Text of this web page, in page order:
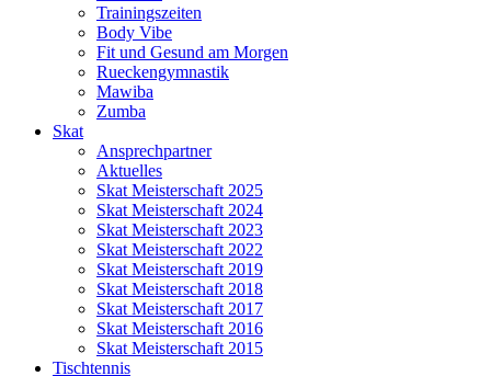
Trainingszeiten
Body Vibe
Fit und Gesund am Morgen
Rueckengymnastik
Mawiba
Zumba
Skat
Ansprechpartner
Aktuelles
Skat Meisterschaft 2025
Skat Meisterschaft 2024
Skat Meisterschaft 2023
Skat Meisterschaft 2022
Skat Meisterschaft 2019
Skat Meisterschaft 2018
Skat Meisterschaft 2017
Skat Meisterschaft 2016
Skat Meisterschaft 2015
Tischtennis